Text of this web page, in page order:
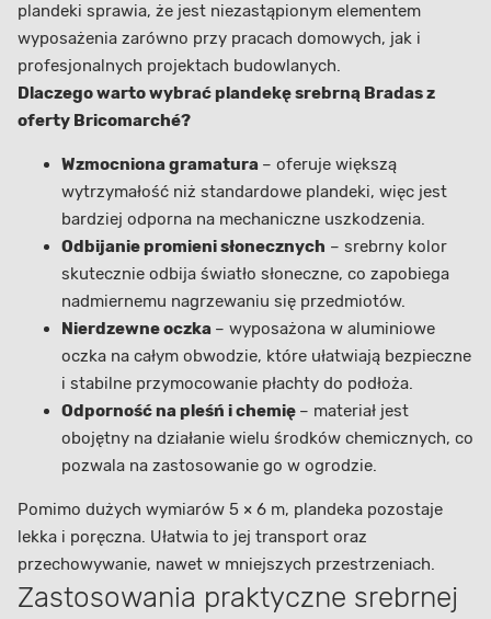
plandeki sprawia, że jest niezastąpionym elementem
wyposażenia zarówno przy pracach domowych, jak i
profesjonalnych projektach budowlanych.
Dlaczego warto wybrać plandekę srebrną Bradas z
oferty Bricomarché?
Wzmocniona gramatura – oferuje większą
wytrzymałość niż standardowe plandeki, więc jest
bardziej odporna na mechaniczne uszkodzenia.
Odbijanie promieni słonecznych – srebrny kolor
skutecznie odbija światło słoneczne, co zapobiega
nadmiernemu nagrzewaniu się przedmiotów.
Nierdzewne oczka – wyposażona w aluminiowe
oczka na całym obwodzie, które ułatwiają bezpieczne
i stabilne przymocowanie płachty do podłoża.
Odporność na pleśń i chemię – materiał jest
obojętny na działanie wielu środków chemicznych, co
pozwala na zastosowanie go w ogrodzie.
Pomimo dużych wymiarów 5 × 6 m, plandeka pozostaje
lekka i poręczna. Ułatwia to jej transport oraz
przechowywanie, nawet w mniejszych przestrzeniach.
Zastosowania praktyczne srebrnej